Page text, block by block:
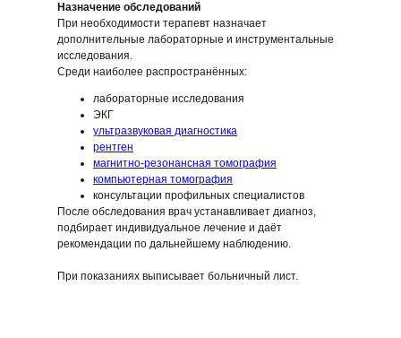
Назначение обследований
При необходимости терапевт назначает
дополнительные лабораторные и инструментальные
исследования.
Среди наиболее распространённых:
лабораторные исследования
ЭКГ
ультразвуковая диагностика
рентген
магнитно-резонансная томография
компьютерная томография
консультации профильных специалистов
После обследования врач устанавливает диагноз,
подбирает индивидуальное лечение и даёт
рекомендации по дальнейшему наблюдению.
При показаниях выписывает больничный лист.